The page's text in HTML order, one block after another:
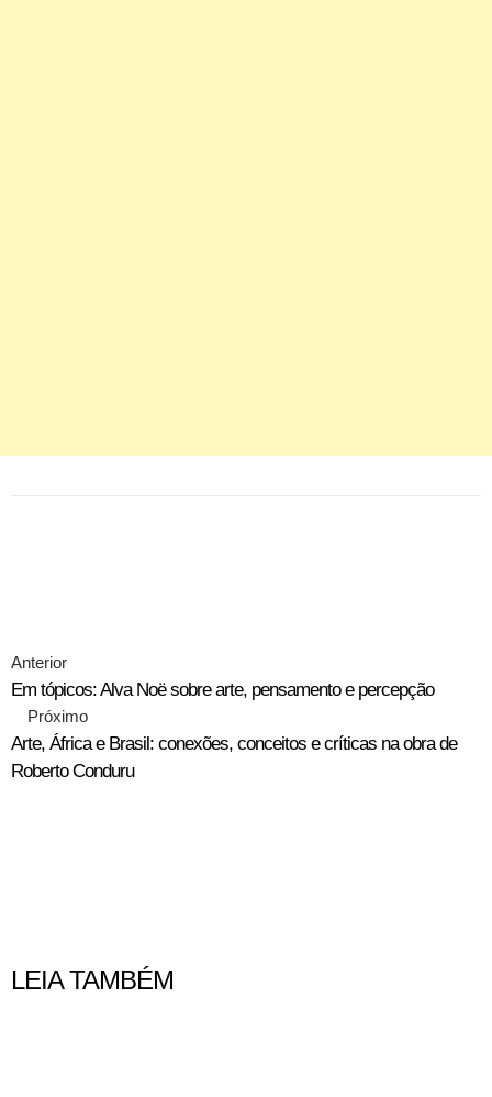
Anterior
Em tópicos: Alva Noë sobre arte, pensamento e percepção
Próximo
Arte, África e Brasil: conexões, conceitos e críticas na obra de
Roberto Conduru
LEIA TAMBÉM